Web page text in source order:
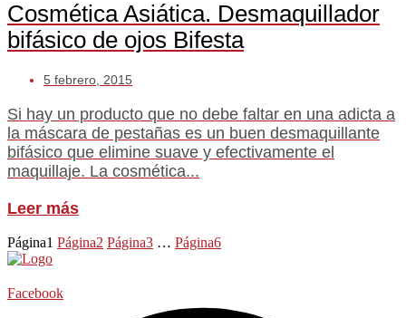
Cosmética Asiática. Desmaquillador
bifásico de ojos Bifesta
5 febrero, 2015
Si hay un producto que no debe faltar en una adicta a
la máscara de pestañas es un buen desmaquillante
bifásico que elimine suave y efectivamente el
maquillaje. La cosmética...
Leer más
Página1 Página2 Página3 … Página6
Facebook